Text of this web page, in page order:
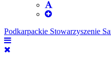
Font
Set
Font
Podkarpackie Stowarzyszenie